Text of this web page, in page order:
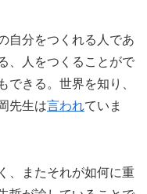
自分をつくれる人であ
、人をつくることがで
できる。世界を知り、
先生は言われていま
、またそれが如何に重